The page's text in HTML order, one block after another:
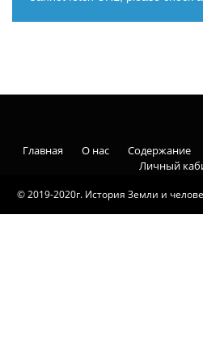
© 2019-2020г. История Земли и
Главная О нас Содержание
Личный